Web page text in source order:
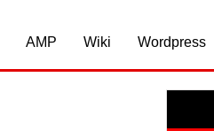
AMP Wiki Wordpress